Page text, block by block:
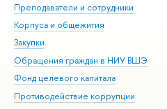
Преподаватели и сотрудники
Корпуса и общежития
Закупки
Обращения граждан в НИУ ВШЭ
Фонд целевого капитала
Противодействие коррупции